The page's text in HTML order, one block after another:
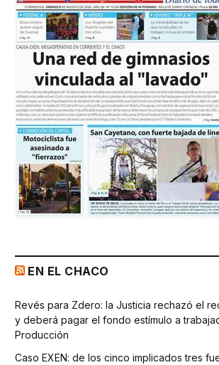
EN EL CHACO
Revés para Zdero: la Justicia rechazó el
y deberá pagar el fondo estímulo a
Producción
Caso EXEN: de los cinco implicados tres